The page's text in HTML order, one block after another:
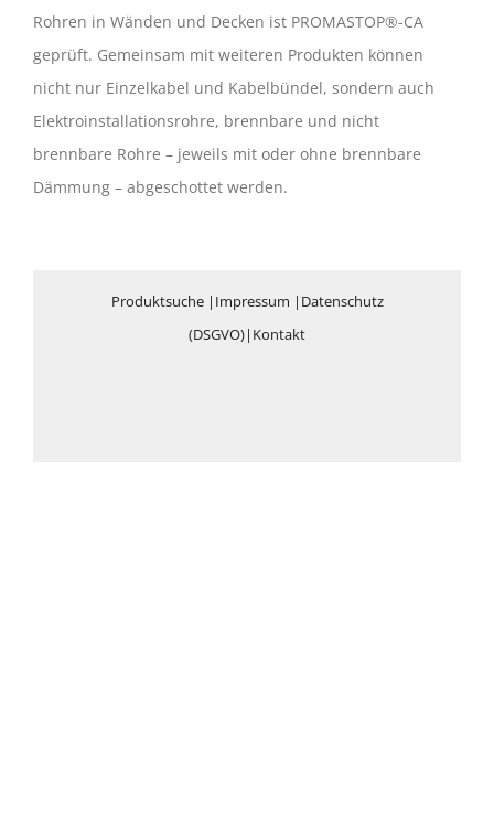
Rohren in Wänden und Decken ist PROMASTOP®-CA
geprüft. Gemeinsam mit weiteren Produkten können
nicht nur Einzelkabel und Kabelbündel, sondern auch
Elektroinstallationsrohre, brennbare und nicht
brennbare Rohre – jeweils mit oder ohne brennbare
Dämmung – abgeschottet werden.
Produktsuche| Impressum | Datenschutz
(DSGVO)| Kontakt